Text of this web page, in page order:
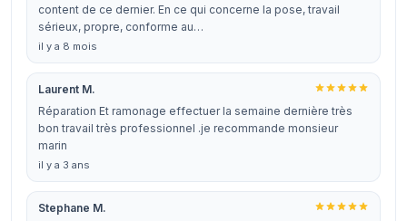
content de ce dernier. En ce qui concerne la pose, travail
sérieux, propre, conforme au…
il y a 8 mois
Laurent M.
Réparation Et ramonage effectuer la semaine dernière très
bon travail très professionnel .je recommande monsieur
marin
il y a 3 ans
Stephane M.